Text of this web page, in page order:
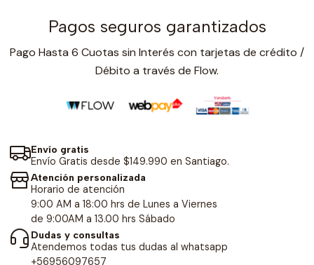
Pagos seguros garantizados
Pago Hasta 6 Cuotas sin Interés con tarjetas de crédito /
Débito a través de Flow.
Envío gratis
Envío Gratis desde $149.990 en Santiago.
Atención personalizada
Horario de atención
9:00 AM a 18:00 hrs de Lunes a Viernes
de 9:00AM a 13.00 hrs Sábado
Dudas y consultas
Atendemos todas tus dudas al whatsapp
+56956097657